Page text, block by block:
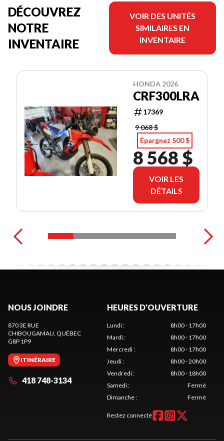
DÉCOUVREZ
NOTRE
INVENTAIRE
VOIR DES UNITÉS
SIMILAIRES EN
INVENTAIRE
HONDA 2026
CRF300LRA
17369
9 068 $
Épargnez 500 $
8 568 $
VOIR LES
DÉTAILS
NOUS JOINDRE
870 3E RUE
CHIBOUGAMAU, QUÉBEC
G8P 1P9
ITINÉRAIRE
418 748-3134
HEURES D'OUVERTURE
Lundi:
8h00 - 17h00
Mardi:
8h00 - 17h00
Mercredi:
8h00 - 17h00
Jeudi:
8h00 - 20h00
Vendredi:
8h00 - 18h00
Samedi:
Fermé
Dimanche: Fermé
Restez connecté